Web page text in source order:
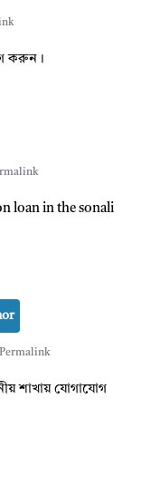
করুন।
loan in the sonali
Permalink
শাখায় যোগাযোগ